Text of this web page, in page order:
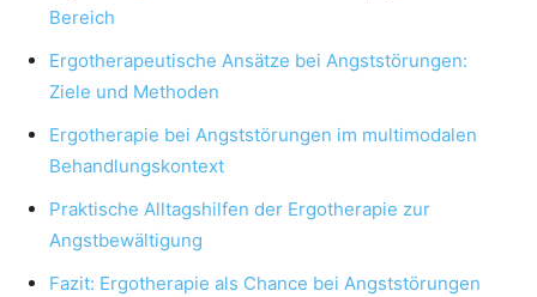
Bereich
Ergotherapeutische Ansätze bei Angststörungen:
Ziele und Methoden
Ergotherapie bei Angststörungen im multimodalen
Behandlungskontext
Praktische Alltagshilfen der Ergotherapie zur
Angstbewältigung
Fazit: Ergotherapie als Chance bei Angststörungen